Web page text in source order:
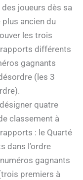
joueurs dès sa
plus ancien du
les trois
différents
gagnants
(les 3
quatre
classement à
: le Quarté
dans l’ordre
gagnants
premiers à